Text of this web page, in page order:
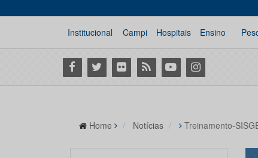
Institucional Campi Hospitais Ensino
Facebook
Twitter Flickr RSS YoutubeInstagram
Home Notícias Treinamento-